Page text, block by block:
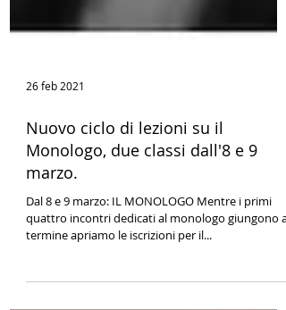
26 feb 2021
Nuovo ciclo di lezioni su il
Monologo, due classi dall'8 e 9
marzo.
Dal 8 e 9 marzo: IL MONOLOGO Mentre i primi
termine apriamo le iscrizioni per il...